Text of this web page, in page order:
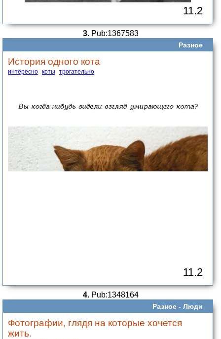
11.2
3.Pub:1367583
Разное
История одного кота
интересно коты трогательно
11.2
4.Pub:1348164
Разное - Люди
Фотографии, глядя на которые хочется
жить.